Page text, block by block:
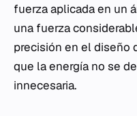
fuerza aplicada en un
una fuerza
precisión en el diseño
que la energía no se
innecesaria.